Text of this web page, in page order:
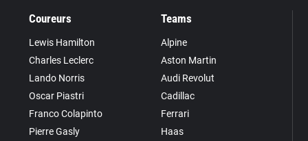
Coureurs
Lewis Hamilton
Charles Leclerc
Lando Norris
Oscar Piastri
Franco Colapinto
Pierre Gasly
Teams
Alpine
Aston Martin
Audi Revolut
Cadillac
Ferrari
Haas